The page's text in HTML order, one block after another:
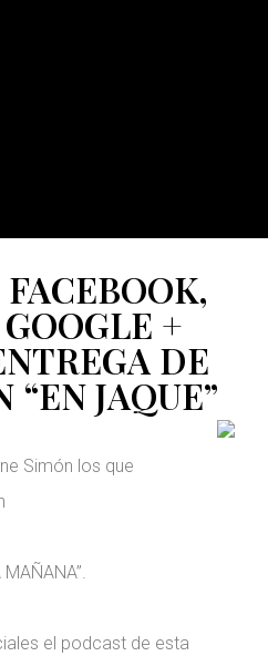
+
DE
“EN JAQUE”
Simón los que
el podcast de esta